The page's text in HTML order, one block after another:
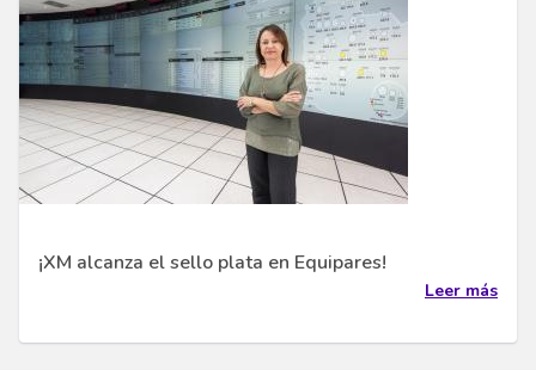
¡XM alcanza el sello plata en Equipares!
Leer más